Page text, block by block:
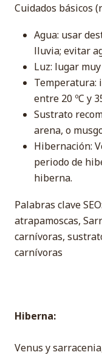
Cuidados básicos
Agua: usar
lluvia; evitar
Luz: lugar
Temperatura:
entre 20 ºC y
Sustrato
arena, o
Hibernación:
periodo de
hiberna.
Palabras clave
atrapamoscas,
carnívoras,
carnívoras
Hiberna:
Venus y